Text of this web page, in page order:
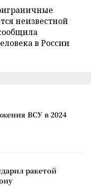
неизвестной
в России
ВСУ в 2024
ракетой